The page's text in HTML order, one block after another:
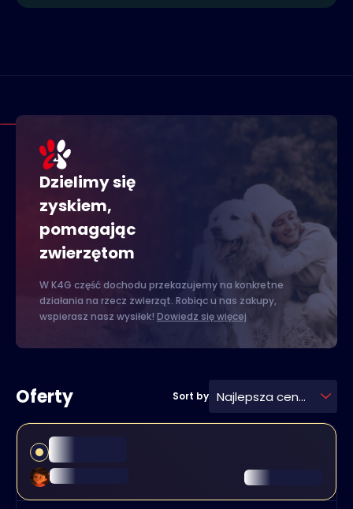
Dzielimy się
zyskiem,
pomagając
zwierzętom
W K4G część dochodu przekazujemy na konkretne
działania na rzecz zwierząt. Robiąc u nas zakupy,
wspierasz nasz wysiłek! Dowiedz się więcej
Oferty Sort by Najlepsza cena